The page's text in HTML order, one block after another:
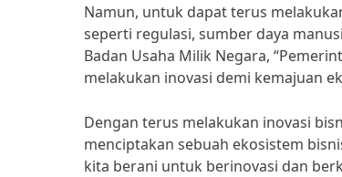
Namun, untuk dapat terus
seperti regulasi, sumber daya
Badan Usaha Milik Negara,
melakukan inovasi demi kemajuan
Dengan terus melakukan inovasi
menciptakan sebuah ekosistem
kita berani untuk berinovasi dan